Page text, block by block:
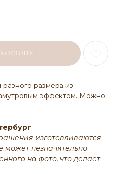
размера из
эффектом. Можно
изготавливаются
может незначительно
на фото, что делает